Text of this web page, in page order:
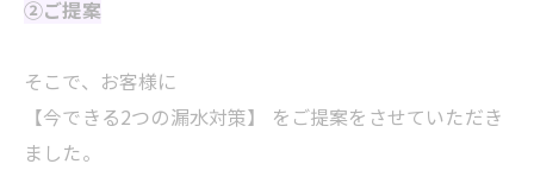
②ご提案
そこで、お客様に
【今できる2つの漏水対策】 をご提案をさせていただき
ました。